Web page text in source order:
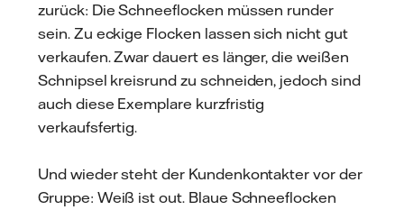
zurück: Die Schneeflocken müssen runder
sein. Zu eckige Flocken lassen sich nicht gut
verkaufen. Zwar dauert es länger, die weißen
Schnipsel kreisrund zu schneiden, jedoch sind
auch diese Exemplare kurzfristig
verkaufsfertig.
Und wieder steht der Kundenkontakter vor der
Gruppe: Weiß ist out. Blaue Schneeflocken